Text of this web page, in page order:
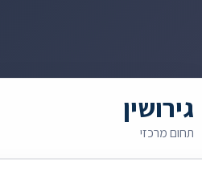
גירושין
תחום מרכזי